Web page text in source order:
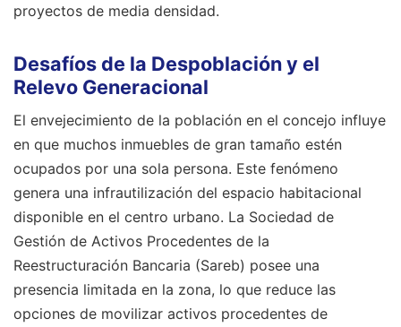
proyectos de media densidad.
Desafíos de la Despoblación y el
Relevo Generacional
El envejecimiento de la población en el concejo influye
en que muchos inmuebles de gran tamaño estén
ocupados por una sola persona. Este fenómeno
genera una infrautilización del espacio habitacional
disponible en el centro urbano. La Sociedad de
Gestión de Activos Procedentes de la
Reestructuración Bancaria (Sareb) posee una
presencia limitada en la zona, lo que reduce las
opciones de movilizar activos procedentes de